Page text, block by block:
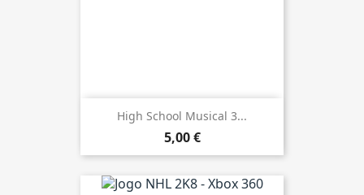
High School Musical 3...
5,00 €